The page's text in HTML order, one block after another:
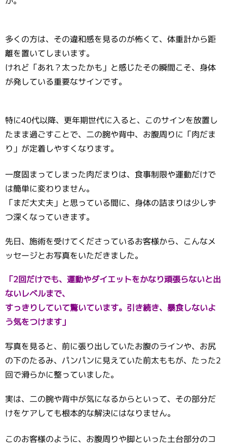
多くの方は、その違和感を見るのが怖くて、体重計から距
離を置いてしまいます。
けれど「あれ？太ったかも」と感じたその瞬間こそ、身体
が発している重要なサインです。
特に40代以降、更年期世代に入ると、このサインを放置し
たまま過ごすことで、二の腕や背中、お腹周りに「肉だま
り」が定着しやすくなります。
一度固まってしまった肉だまりは、食事制限や運動だけで
は簡単に変わりません。
「まだ大丈夫」と思っている間に、身体の詰まりは少しず
つ深くなっていきます。
先日、施術を受けてくださっているお客様から、こんなメ
ッセージとお写真をいただきました。
「2回だけでも、運動やダイエットをかなり頑張らないと出
ないレベルまで、
すっきりしていて驚いています。引き続き、暴食しないよ
う気をつけます」
写真を見ると、前に張り出していたお腹のラインや、お尻
の下のたるみ、パンパンに見えていた前太ももが、たった2
回で滑らかに整っていました。
実は、二の腕や背中が気になるからといって、その部分だ
けをケアしても根本的な解決にはなりません。
このお客様のように、お腹周りや脚といった土台部分のコ